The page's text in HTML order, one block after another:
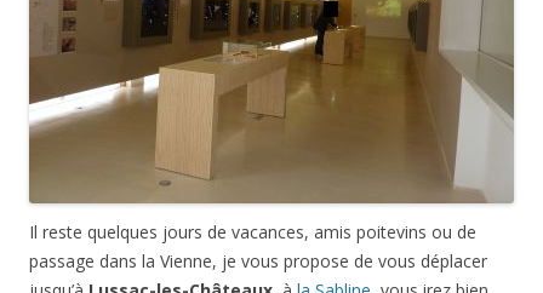
Il reste quelques jours de vacances, amis poitevins ou de
passage dans la Vienne, je vous propose de vous déplacer